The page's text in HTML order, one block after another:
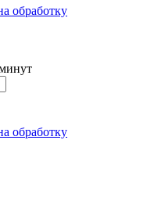
обработку
обработку